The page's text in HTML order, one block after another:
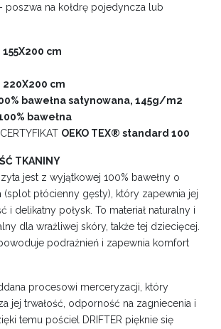
– poszwa na kołdrę pojedyncza lub
155X200 cm
220X200 cm
bawełna satynowana, 145g/m2
bawełna
OEKO TEX® standard 100
TKANINY
jest z wyjątkowej 100% bawełny o
płócienny gęsty), który zapewnia jej
i delikatny połysk. To materiał naturalny i
dla wrażliwej skóry, także tej dziecięcej.
podrażnień i zapewnia komfort
procesowi merceryzacji, który
jej trwałość, odporność na zagniecenia i
temu pościel DRIFTER pięknie się